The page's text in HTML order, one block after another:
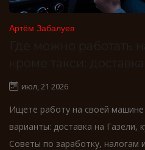
Артём Забалуев
Где можно работать
кроме такси:
фриланс
июл, 21 2026
Ищете работу на своей
варианты: доставка на Газели,
Советы по заработку, налогам